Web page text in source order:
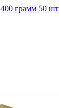
400 грамм 50 шт